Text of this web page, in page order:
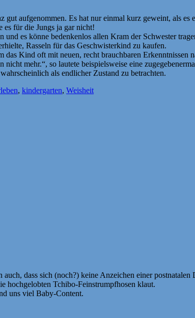
aufgenommen. Es hat nur einmal kurz geweint, als
es für die Jungs ja gar nicht!
es könne bedenkenlos allen Kram der Schwester
Rasseln für das Geschwisterkind zu kaufen.
Kind oft mit neuen, recht brauchbaren Erkenntnissen
mehr.“, so lautete beispielsweise eine
als endlicher Zustand zu betrachten.
, kindergarten, Weisheit
dass sich (noch?) keine Anzeichen einer
hochgelobten Tchibo-Feinstrumpfhosen klaut.
uns viel Baby-Content.